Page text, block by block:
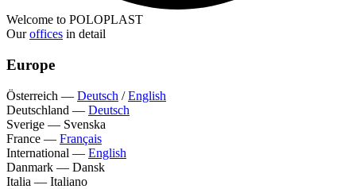
Welcome to POLOPLAST
Ouroffices in detail
Europe
Österreich — Deutsch /English
Deutschland — Deutsch
Sverige — Svenska
France — Français
International — English
Danmark — Dansk
Italia — Italiano